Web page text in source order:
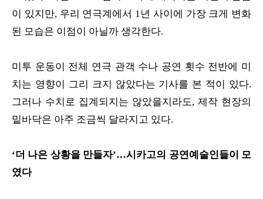
이 있지만, 우리 연극계에서 1년 사이에 가장 크게 변화
된 모습은 이점이 아닐까 생각한다.
미투 운동이 전체 연극 관객 수나 공연 횟수 전반에 미
치는 영향이 그리 크지 않았다는 기사를 본 적이 있다.
그러나 수치로 집계되지는 않았을지라도, 제작 현장의
밑바닥은 아주 조금씩 달라지고 있다.
‘더 나은 상황을 만들자’…시카고의 공연예술인들이 모
였다